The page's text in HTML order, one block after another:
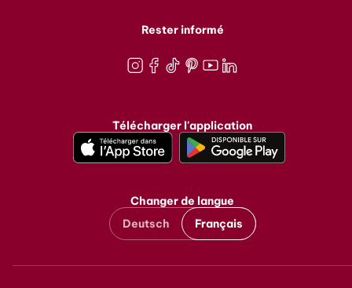
Rester informé
Télécharger l'application
Changer de langue
Deutsch
Français